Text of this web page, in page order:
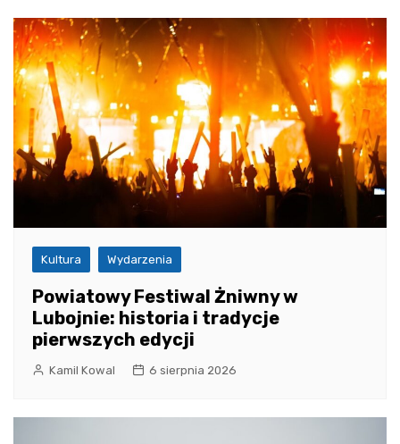
Kultura Wydarzenia
Powiatowy Festiwal Żniwny w
Lubojnie: historia i tradycje
pierwszych edycji
Kamil Kowal 6 sierpnia 2026